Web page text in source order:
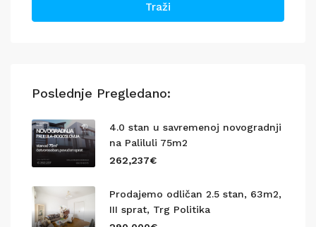
Traži
Poslednje Pregledano:
4.0 stan u savremenoj novogradnji
na Paliluli 75m2
262,237€
Prodajemo odličan 2.5 stan, 63m2,
III sprat, Trg Politika